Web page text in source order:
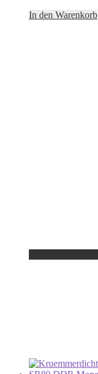
In den Warenkorb